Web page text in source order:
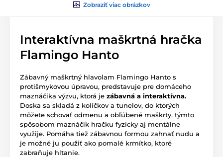
Zobraziť viac obrázkov
Interaktívna maškrtná hračka
Flamingo Hanto
Zábavný maškrtný hlavolam Flamingo Hanto s
protišmykovou úpravou, predstavuje pre domáceho
maznáčika výzvu, ktorá je zábavná a interaktívna.
Doska sa skladá z kolíčkov a tunelov, do ktorých
môžete schovať odmenu a obľúbené maškrty, týmto
spôsobom maznáčik hračku fyzicky aj mentálne
využije. Pomáha tiež zábavnou formou zahnať nudu a
je možné ju použiť ako pomalé krmítko, ktoré
zabraňuje hltanie.